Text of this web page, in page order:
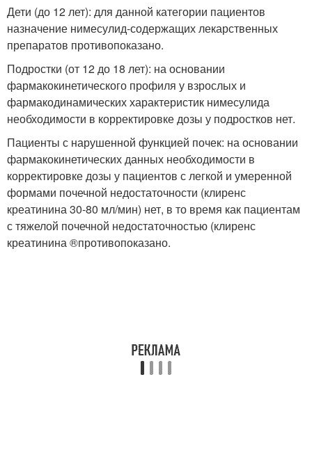
Дети (до 12 лет): для данной категории пациентов
назначение нимесулид-содержащих лекарственных
препаратов противопоказано.
Подростки (от 12 до 18 лет): на основании
фармакокинетического профиля у взрослых и
фармакодинамических характеристик нимесулида
необходимости в корректировке дозы у подростков нет.
Пациенты с нарушенной функцией почек: на основании
фармакокинетических данных необходимости в
корректировке дозы у пациентов с легкой и умеренной
формами почечной недостаточности (клиренс
креатинина 30-80 мл/мин) нет, в то время как пациентам
с тяжелой почечной недостаточностью (клиренс
креатинина ®противопоказано.